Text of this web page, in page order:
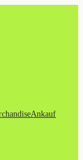
Ankauf